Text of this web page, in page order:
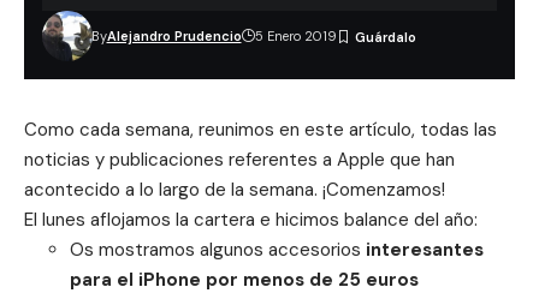
ByAlejandro Prudencio 5 Enero 2019
Como cada semana, reunimos en este artículo, todas las
noticias y publicaciones referentes a Apple que han
acontecido a lo largo de la semana. ¡Comenzamos!
El lunes aflojamos la cartera e hicimos balance del año:
Os mostramos algunos accesorios interesantes
para el iPhone por menos de 25 euros